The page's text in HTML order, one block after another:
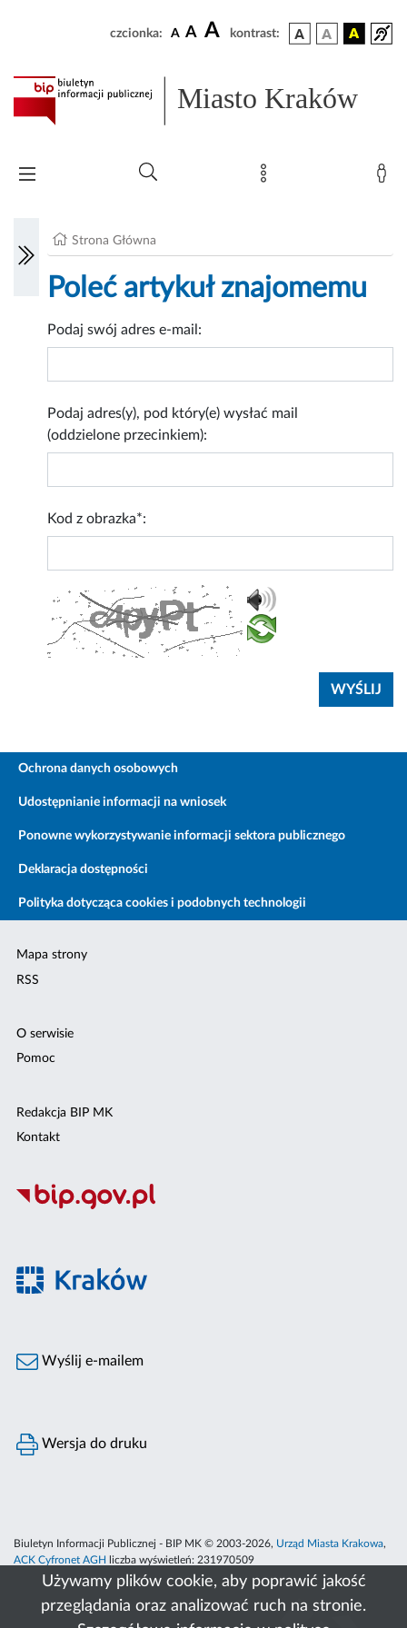
Używamy plików cookie, aby poprawić jakość
przeglądania oraz analizować ruch na stronie.
czcionka: A A A kontrast:
Miasto Kraków
Strona Główna
Poleć artykuł znajomemu
Podaj swój adres e-mail:
Podaj adres(y), pod który(e) wysłać mail
(oddzielone przecinkiem):
Kod z obrazka*:
Ochrona danych osobowych
Udostępnianie informacji na wniosek
Ponowne wykorzystywanie informacji sektora publicznego
Deklaracja dostępności
Polityka dotycząca cookies i podobnych technologii
Mapa strony
RSS
O serwisie
Pomoc
Redakcja BIP MK
Kontakt
Wyślij e-mailem
Wersja do druku
Biuletyn Informacji Publicznej - BIP MK © 2003-2026, Urząd Miasta Krakowa,
ACK Cyfronet AGH
liczba wyświetleń: 231970509